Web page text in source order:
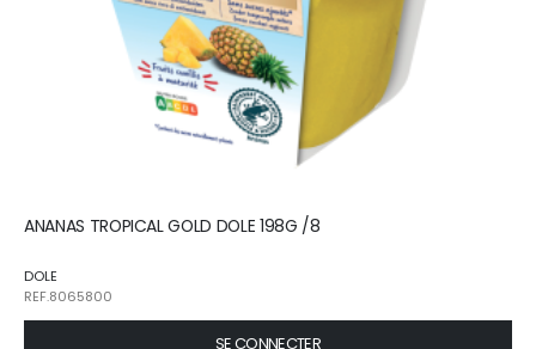
ANANAS TROPICAL GOLD DOLE 198G /8
DOLE
REF.8065800
SE CONNECTER